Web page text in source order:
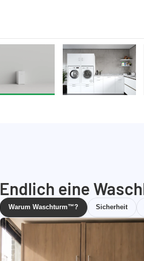
Endlich eine
Warum Waschturm™? Sicherheit